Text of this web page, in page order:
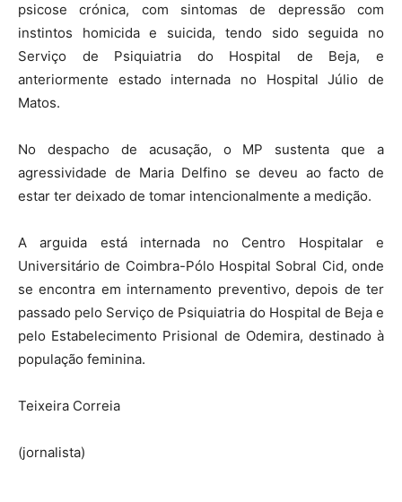
psicose crónica, com sintomas de depressão com
instintos homicida e suicida, tendo sido seguida no
Serviço de Psiquiatria do Hospital de Beja, e
anteriormente estado internada no Hospital Júlio de
Matos.
No despacho de acusação, o MP sustenta que a
agressividade de Maria Delfino se deveu ao facto de
estar ter deixado de tomar intencionalmente a medição.
A arguida está internada no Centro Hospitalar e
Universitário de Coimbra-Pólo Hospital Sobral Cid, onde
se encontra em internamento preventivo, depois de ter
passado pelo Serviço de Psiquiatria do Hospital de Beja e
pelo Estabelecimento Prisional de Odemira, destinado à
população feminina.
Teixeira Correia
(jornalista)